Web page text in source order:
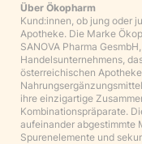
Über Ökopharm
Kund:innen, ob jung oder
Apotheke. Die Marke
SANOVA Pharma
Handelsunternehmens,
österreichischen
ihre einzigartige
Kombinationspräparate.
aufeinander abgestimmte
Spurenelemente und